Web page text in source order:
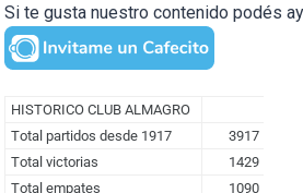
Si te gusta nuestro contenido podés